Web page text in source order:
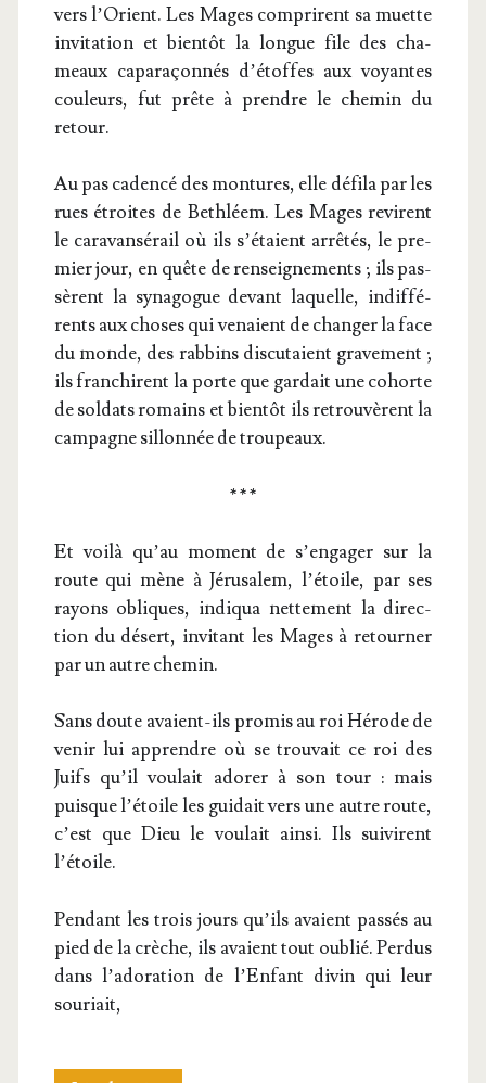
vers l’O­rient. Les Mages com­prirent sa muette
invi­ta­tion et bien­tôt la longue file des cha­
meaux capa­ra­çon­nés d’é­toffes aux voyantes
cou­leurs, fut prête à prendre le che­min du
retour.
Au pas caden­cé des mon­tures, elle défi­la par les
rues étroites de Beth­léem. Les Mages revirent
le cara­van­sé­rail où ils s’é­taient arrê­tés, le pre­
mier jour, en quête de ren­sei­gne­ments ; ils pas­
sèrent la syna­gogue devant laquelle, indif­fé­
rents aux choses qui venaient de chan­ger la face
du monde, des rab­bins dis­cu­taient gra­ve­ment ;
ils fran­chirent la porte que gar­dait une cohorte
de sol­dats romains et bien­tôt ils retrou­vèrent la
cam­pagne sillon­née de troupeaux.
* * *
Et voi­là qu’au moment de s’en­ga­ger sur la
route qui mène à Jéru­sa­lem, l’é­toile, par ses
rayons obliques, indi­qua net­te­ment la direc­
tion du désert, invi­tant les Mages à retour­ner
par un autre chemin.
Sans doute avaient-ils pro­mis au roi Hérode de
venir lui apprendre où se trou­vait ce roi des
Juifs qu’il vou­lait ado­rer à son tour : mais
puisque l’é­toile les gui­dait vers une autre route,
c’est que Dieu le vou­lait ain­si. Ils sui­virent
l’étoile.
Pen­dant les trois jours qu’ils avaient pas­sés au
pied de la crèche, ils avaient tout oublié. Per­dus
dans l’a­do­ra­tion de l’En­fant divin qui leur
souriait,